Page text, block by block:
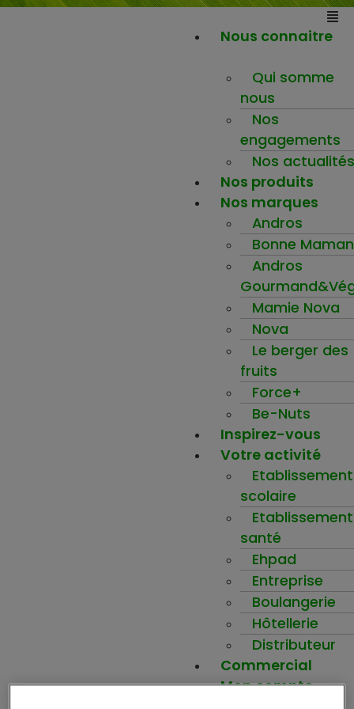
Nous connaitre
Qui somme
nous
Nos
engagements
Nos actualités
Nos produits
Nos marques
Andros
Bonne Maman
Andros
Mamie Nova
Nova
Le berger des
fruits
Force+
Be-Nuts
Inspirez-vous
Votre activité
Etablissement
scolaire
santé
Ehpad
Entreprise
Boulangerie
Hôtellerie
Distributeur
Commercial
Mon compte